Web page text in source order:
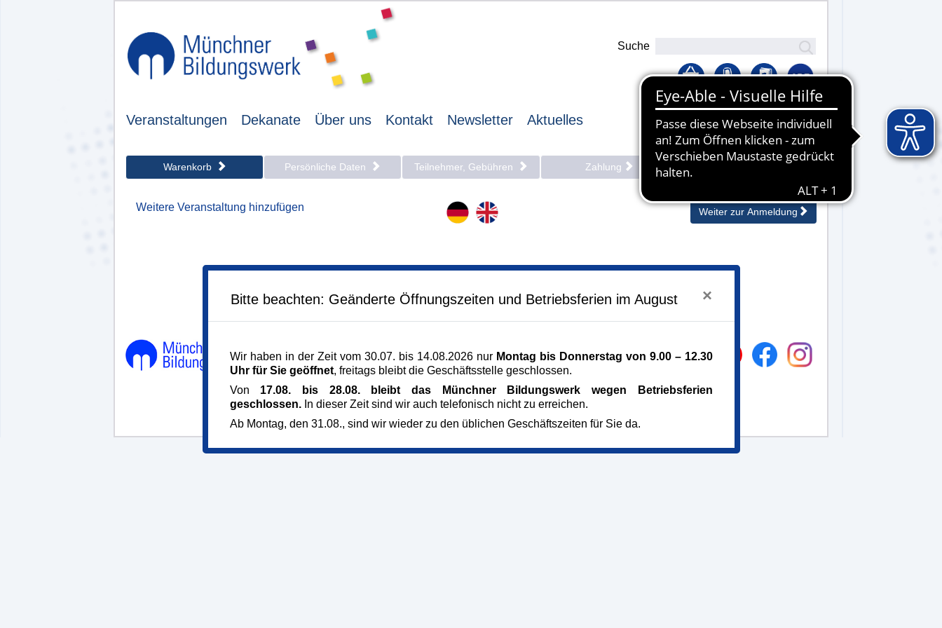
Suche
Veranstaltungen Dekanate Über uns Kontakt Newsletter Aktuelles Lernplattform
Warenkorb Persönliche Daten Teilnehmer, Gebühren Zahlung
Weitere Veranstaltung hinzufügen Weiter zur Anmeldung
Dachauer Straße 5
80335 München
Telefon 089/54 58 05-0
mbw@muenchner-
AGB
Impressum
Datenschutz
Qualitätsverständnis
Bitte beachten: Geänderte Öffnungszeiten und Betriebsferien im August ×
Wir haben in der Zeit vom 30.07. bis 14.08.2026 nur Montag bis Donnerstag von 9.00 – 12.30
Uhr für Sie geöffnet, freitags bleibt die Geschäftsstelle geschlossen.
Von 17.08. bis 28.08. bleibt das Münchner Bildungswerk wegen Betriebsferien
geschlossen.In dieser Zeit sind wir auch telefonisch nicht zu erreichen.
Ab Montag, den 31.08., sind wir wieder zu den üblichen Geschäftszeiten für Sie da.